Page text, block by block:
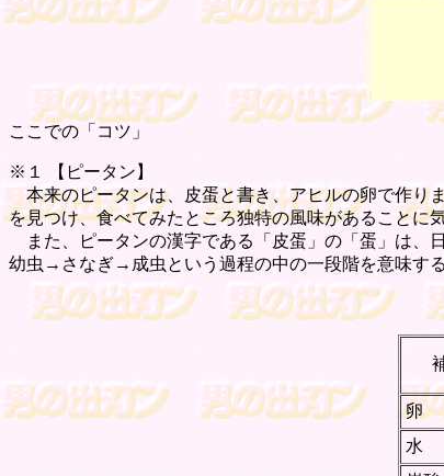
ここでの「コツ」
※１ 【 ピータン 】
本来のピータンは、皮蛋と書き、アヒルの卵で作り
を見つけ、食べてみたところ独特の風味があることに
また、ピータンの漢字である「皮蛋」の「蛋」は、
幼虫→さなぎ→成虫という過程の中の一段階を意味す
卵
水